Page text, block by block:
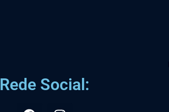
Rede Social: